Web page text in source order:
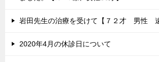
岩田先生の治療を受けて【７２才 男性 遠
2020年4月の休診日について